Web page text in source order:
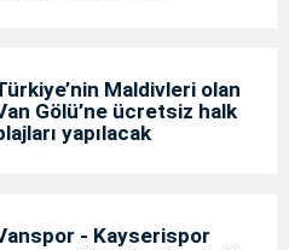
Maldivleri olan
Gölü’ne ücretsiz halk
yapılacak
- Kayserispor